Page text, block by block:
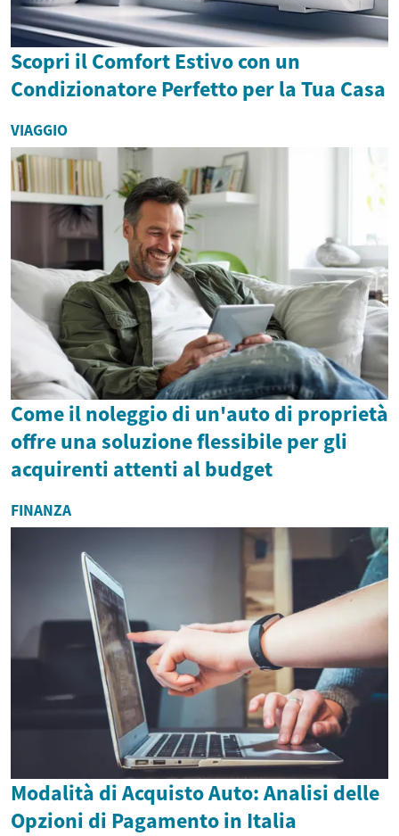
Scopri il Comfort Estivo con un
Condizionatore Perfetto per la Tua Casa
VIAGGIO
Come il noleggio di un'auto di proprietà
offre una soluzione flessibile per gli
acquirenti attenti al budget
FINANZA
Modalità di Acquisto Auto: Analisi delle
Opzioni di Pagamento in Italia